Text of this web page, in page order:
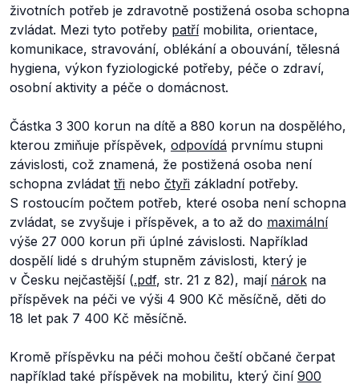
životních potřeb je zdravotně postižená osoba schopna
zvládat. Mezi tyto potřeby patřímobilita, orientace,
komunikace, stravování, oblékání a obouvání, tělesná
hygiena, výkon fyziologické potřeby, péče o zdraví,
osobní aktivity a péče o domácnost.
Částka 3 300 korun na dítě a 880 korun na dospělého,
kterou zmiňuje příspěvek, odpovídá prvnímu stupni
závislosti, což znamená, že postižená osoba není
schopna zvládat tři nebo čtyři základní potřeby.
S rostoucím počtem potřeb, které osoba není schopna
zvládat, se zvyšuje i příspěvek, a to až do maximální
výše 27 000 korun při úplné závislosti. Například
dospělí lidé s druhým stupněm závislosti, který je
v Česku nejčastější (.pdf, str. 21 z 82), mají nárok na
příspěvek na péči ve výši 4 900 Kč měsíčně, děti do
18 let pak 7 400 Kč měsíčně.
Kromě příspěvku na péči mohou čeští občané čerpat
například také příspěvek na mobilitu, který činí 900